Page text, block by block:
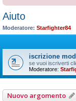
Aiuto
Moderatore: Starfighter84
iscrizione
se vuoi iscriverti
Moderatore:
Nuovo argomento